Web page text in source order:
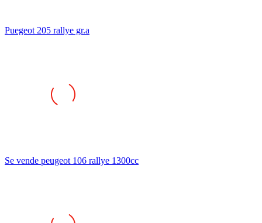
Puegeot 205 rallye gr.a
Se vende peugeot 106 rallye 1300cc